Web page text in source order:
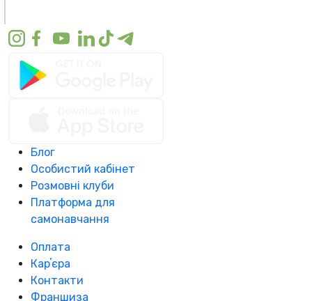
Блог
Особистий кабінет
Розмовні клуби
Платформа для
самонавчання
Оплата
Карʼєра
Контакти
Франшиза